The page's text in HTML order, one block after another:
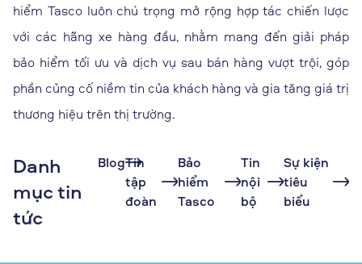
hiểm Tasco luôn chú trọng mở rộng hợp tác chiến lược
với các hãng xe hàng đầu, nhằm mang đến giải pháp
bảo hiểm tối ưu và dịch vụ sau bán hàng vượt trội, góp
phần củng cố niềm tin của khách hàng và gia tăng giá trị
thương hiệu trên thị trường.
Danh
mục tin
tức
BlogTin
tập
đoàn
Bảo
hiểm
Tasco
Tin
nội
bộ
Sự kiện
tiêu
biểu